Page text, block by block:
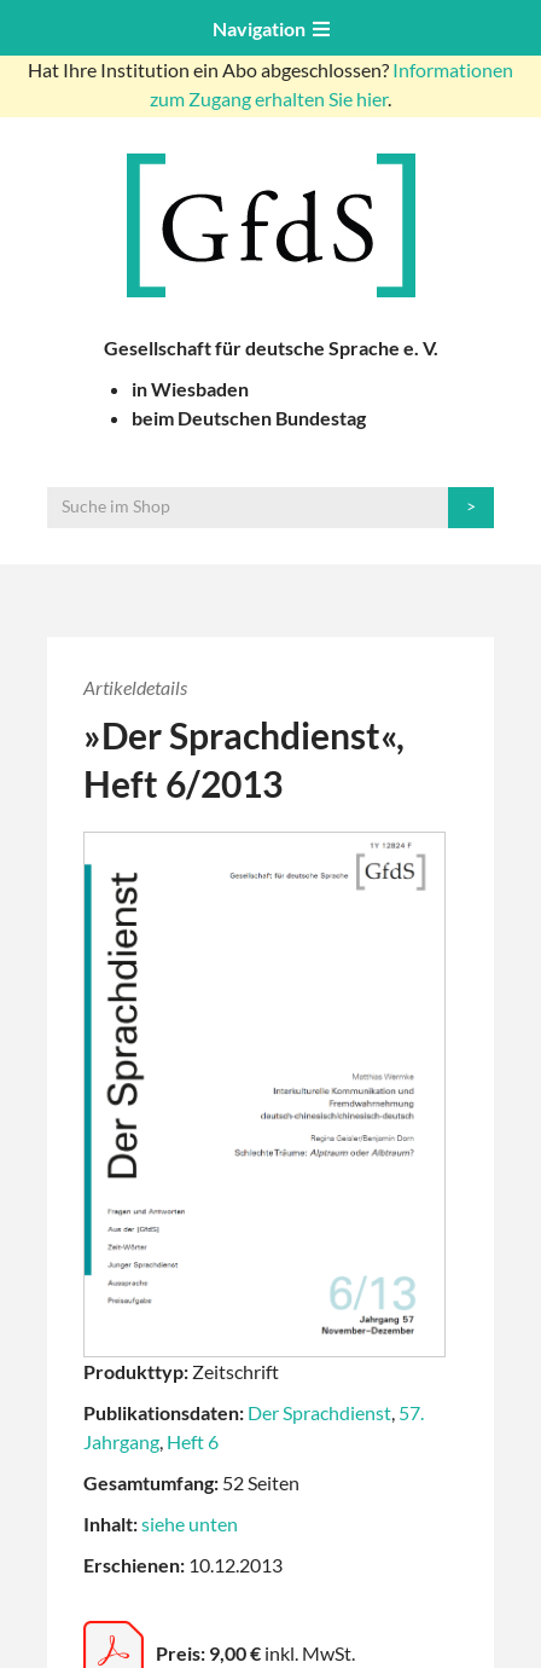
Navigation
Hat Ihre Institution ein Abo abgeschlossen? Informationen
zum Zugang erhalten Sie hier.
Gesellschaft für deutsche Sprache e. V.
in Wiesbaden
beim Deutschen Bundestag
Artikeldetails
»Der Sprachdienst«,
Heft 6/2013
Produkttyp: Zeitschrift
Publikationsdaten: Der Sprachdienst 57.
Jahrgang Heft 6
Gesamtumfang: 52 Seiten
Inhalt:siehe unten
Erschienen: 10.12.2013
Preis: 9,00 € inkl. MwSt.